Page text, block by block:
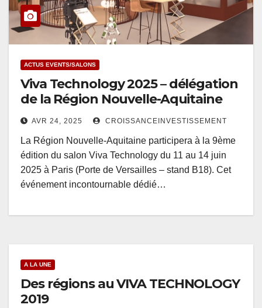
ACTUS EVENTS/SALONS
Viva Technology 2025 – délégation
de la Région Nouvelle-Aquitaine
AVR 24, 2025 CROISSANCEINVESTISSEMENT
La Région Nouvelle-Aquitaine participera à la 9ème
édition du salon Viva Technology du 11 au 14 juin
2025 à Paris (Porte de Versailles – stand B18). Cet
événement incontournable dédié…
A LA UNE
Des régions au VIVA TECHNOLOGY
2019